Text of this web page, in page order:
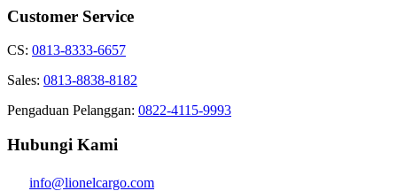
Customer Service
CS: 0813-8333-6657
Sales: 0813-8838-8182
Pengaduan Pelanggan: 0822-4115-9993
Hubungi Kami
info@lionelcargo.com